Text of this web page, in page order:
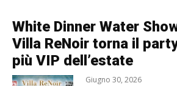
White Dinner Water
Villa ReNoir torna il
più VIP dell’estate
Giugno 30, 2026